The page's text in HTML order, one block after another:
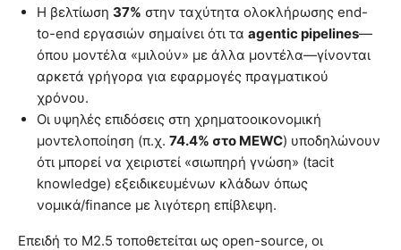
Η βελτίωση 37% στην ταχύτητα ολοκλήρωσης end-
to-end εργασιών σημαίνει ότι τα agentic pipelines—
όπου μοντέλα «μιλούν» με άλλα μοντέλα—γίνονται
αρκετά γρήγορα για εφαρμογές πραγματικού
χρόνου.
Οι υψηλές επιδόσεις στη χρηματοοικονομική
μοντελοποίηση (π.χ. 74.4% στο MEWC) υποδηλώνουν
ότι μπορεί να χειριστεί «σιωπηρή γνώση» (tacit
knowledge) εξειδικευμένων κλάδων όπως
νομικά/finance με λιγότερη επίβλεψη.
Επειδή το M2.5 τοποθετείται ως open-source, οι